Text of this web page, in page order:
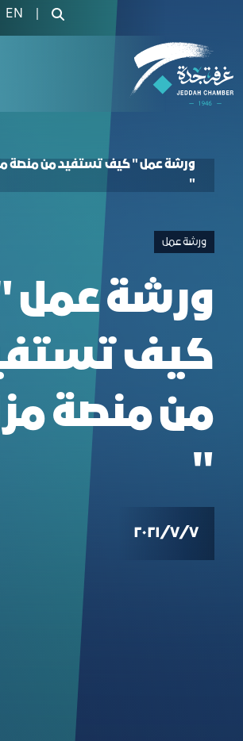
ورشة عمل "كيف تستفيد منEN
ورشة عمل " كيف تستفيد من منصة
"
ورشة عمل
ورشة عمل
كيف
من منصة
"
٧‏/٧‏/٢٠٢١